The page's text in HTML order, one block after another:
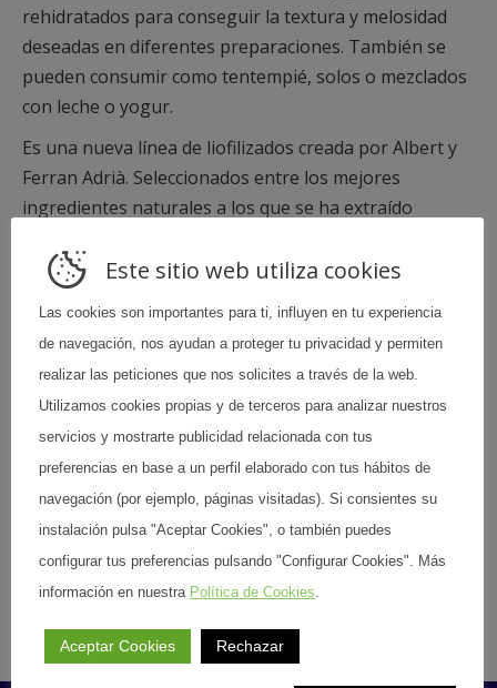
rehidratados para conseguir la textura y melosidad
deseadas en diferentes preparaciones. También se
pueden consumir como tentempié, solos o mezclados
con leche o yogur.
Es una nueva línea de liofilizados creada por Albert y
Ferran Adrià. Seleccionados entre los mejores
ingredientes naturales a los que se ha extraído
color originales. Son productos envasados al vacío, sin
toda su calidad y valor nutricional.
Volver al listado
Share
on
Share
on
Este sitio web utiliza cookies
Las cookies son importantes para ti, influyen en tu experiencia
de navegación, nos ayudan a proteger tu privacidad y permiten
realizar las peticiones que nos solicites a través de la web.
Utilizamos cookies propias y de terceros para analizar nuestros
servicios y mostrarte publicidad relacionada con tus
preferencias en base a un perfil elaborado con tus hábitos de
navegación (por ejemplo, páginas visitadas). Si consientes su
instalación pulsa "Aceptar Cookies", o también puedes
configurar tus preferencias pulsando "Configurar Cookies". Más
información en nuestra Política de Cookies
Aceptar Cookies Rechazar